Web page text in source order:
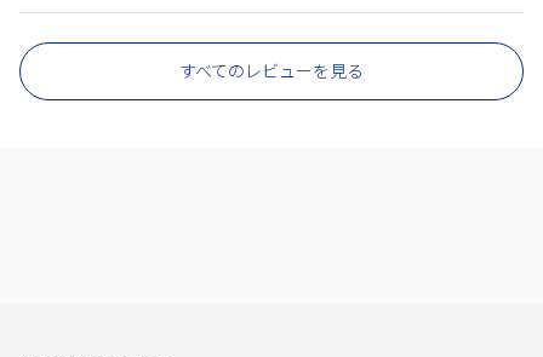
すべてのレビューを見る